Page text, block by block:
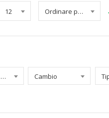
12 Ordinare per data
Chilometraggio Cambio